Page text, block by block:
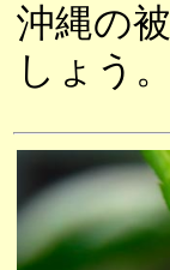
沖縄の
しょう。